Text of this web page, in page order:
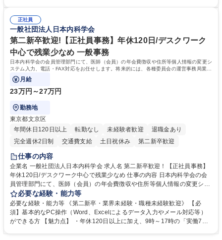
管理 ・福利厚生関連 ・職員からの問合せ、相談対応 ・その他日常の総務
業務全般 募集職種 【東京／文京区】公益財団法人の総務人事業務／年間
休日125日
正社員
一般社団法人日本内科学会
第二新卒歓迎!【正社員事務】年休120日/デスクワーク
中心で残業少なめ 一般事務
日本内科学会の会員管理部門にて、医師（会員）の年会費徴収や住所等個人情報の変更シ
ステム入力、電話・FAX対応をお任せします。将来的には、各種委員会の運営事務局業務
などにも幅広く携わっていただきます。
月給
23万円～27万円
勤務地
東京都文京区
年間休日120日以上
転勤なし 未経験者歓迎
退職金あり
完全週休2日制
交通費支給 土日祝休み 第二新卒歓迎
仕事の内容
企業名 一般社団法人日本内科学会 求人名 第二新卒歓迎！【正社員事務】
年休120日/デスクワーク中心で残業少なめ 仕事の内容 日本内科学会の会
員管理部門にて、医師（会員）の年会費徴収や住所等個人情報の変更シス
テム入力、電話・FAX対応をお任せします。将来的には、各種委員会の運
営事務局業務などにも幅広く携わっていただきます。 【会員管理・データ
入力業務】 ・医師（会員）の住所変更、個人情報のシステム登録・更新
・年会費の徴収管理や入金データの照合確認 【問い合わせ対応】 ・会員
必要な経験・能力等
必要な経験・能力等 《第二新卒・業界未経験・職種未経験歓迎》 【必
須】基本的なPC操作（Word、Excelによるデータ入力やメール対応等）
ができる方 【魅力点】 ・年休120日以上に加え、9時～17時の「実働7時